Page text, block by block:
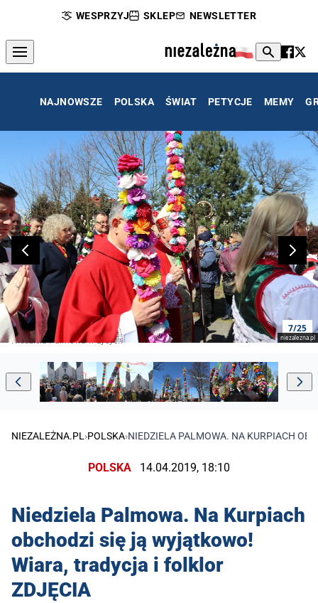
WESPRZYJ SKLEP NEWSLETTER
NAJNOWSZE POLSKA ŚWIAT PETYCJE MEMY
7/25
niezalezna.pl
Niedziela Palmowa w Łysych
NIEZALEŻNA.PL ›POLSKA›NIEDZIELA PALMOWA. NA KURPIACH
POLSKA 14.04.2019, 18:10
Niedziela Palmowa. Na Kurpiach
obchodzi się ją wyjątkowo!
Wiara, tradycja i folklor
ZDJĘCIA